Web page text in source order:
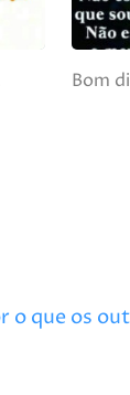
Bom
o que os